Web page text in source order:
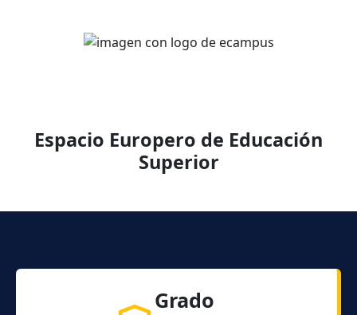
Espacio Europero de Educación
Superior
Grado